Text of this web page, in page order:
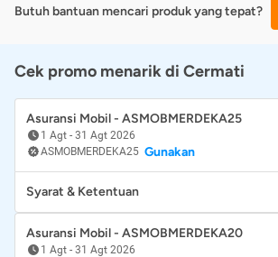
Butuh bantuan mencari produk yang tepat?
Cek promo menarik di Cermati
Asuransi Mobil - ASMOBMERDEKA25
1 Agt - 31 Agt 2026
ASMOBMERDEKA25 Gunakan
Syarat & Ketentuan
Asuransi Mobil - ASMOBMERDEKA20
1 Agt - 31 Agt 2026